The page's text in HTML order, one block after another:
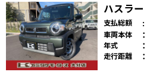
ハスラー
支払総額
車両本体
年式
走行距離